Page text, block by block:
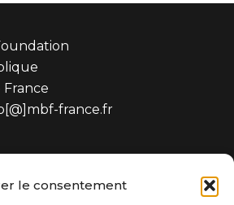
le consentement
france.fr
contacter